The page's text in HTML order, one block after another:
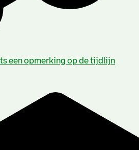
een opmerking op de tijdlijn